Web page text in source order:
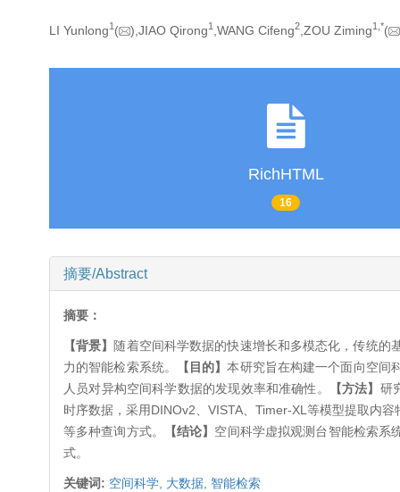
LI Yunlong1 ( ),JIAO Qirong1 ,WANG Cifeng2 ,ZOU Ziming1, *(
RichHTML
16
摘要/Abstract
摘要：
【背景】 随着空间科学数据的快速增长和多模态化，传统
力的智能检索系统。
【目的】本研究旨在构建一个面向空间
人员对异构空间科学数据的发现效率和准确性。
【方法】 研
时序数据，采用DINOv2、VISTA、Timer-XL等模型提取内
等多种查询方式。
【结论】 空间科学虚拟观测台智能检索系
式。
关键词: 空间科学, 大数据, 智能检索